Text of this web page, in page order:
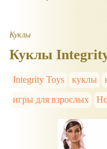
Куклы
Куклы
Integrity Toys куклы
игры для взрослых